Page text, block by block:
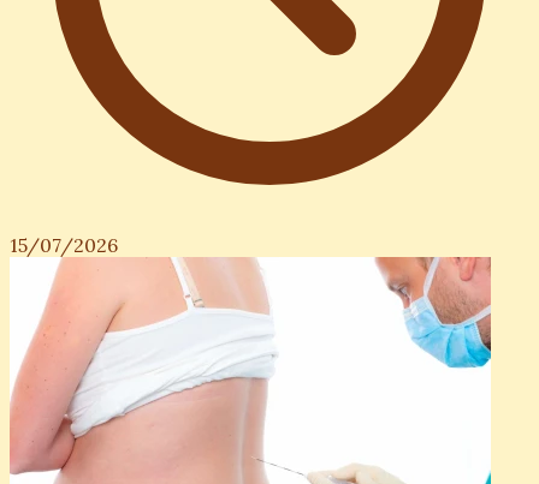
15/07/2026